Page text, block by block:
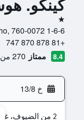
نجمة واحدة
1-6-6 Hanazono-Cho, 760-0072, تاكاماتسو, محافظة كاغاوا, اليابان
+81 878 870 747
8.4 ممتاز 270 من التقييمات تم التحقق منها
خ 13/8
2 من الضيوف، غرفة واحدة